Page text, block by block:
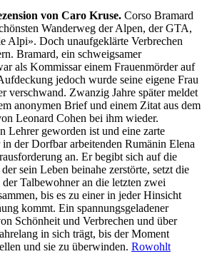
–
So
still
in
meinen
Armen
von Caro Kruse. Corso Bramard
Wanderweg der Alpen, der GTA,
Alpi». Doch unaufgeklärte Verbrechen
Bramard, ein schweigsamer
als Kommissar einem Frauenmörder auf
jedoch wurde seine eigene Frau
verschwand. Zwanzig Jahre später meldet
anonymen Brief und einem Zitat aus dem
Leonard Cohen bei ihm wieder.
Lehrer geworden ist und eine zarte
der Dorfbar arbeitenden Rumänin Elena
an. Er begibt sich auf die
sein Leben beinahe zerstörte, setzt die
Talbewohner an die letzten zwei
bis es zu einer in jeder Hinsicht
kommt. Ein spannungsgeladener
Schönheit und Verbrechen und über
in sich trägt, bis der Moment
und sie zu überwinden. Rowohlt